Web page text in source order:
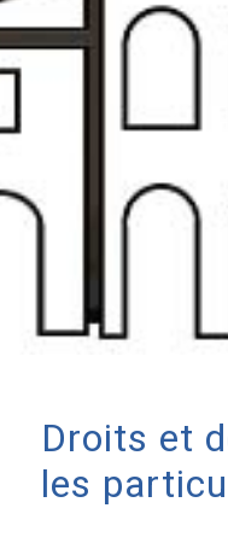
Droits et
les